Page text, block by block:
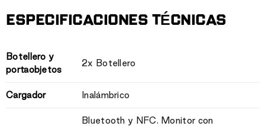
ESPECIFICACIONES TÉCNICAS
Botellero y
portaobjetos
2x Botellero
Cargador Inalámbrico
Bluetooth y NFC. Monitor con